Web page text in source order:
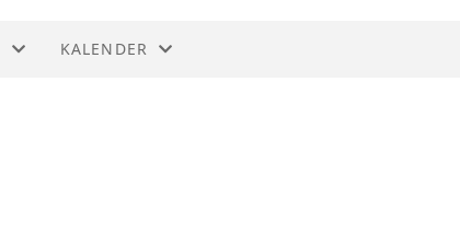
KALENDER